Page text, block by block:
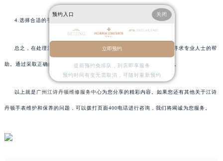
4.选择合适的手表盒或包装存放手表。
总之，在处理江诗丹顿手表机芯内部划痕时，请务必谨慎行事，并寻求专业人士的帮
助。通过采取正确的措施和预防方法，可以有效保护您的爱表免受损害。
以上就是 广州江诗丹顿维修服务中心为您分享的精彩内容。如果您还有其他关于江诗
丹顿手表维护和保养的问题，可以拨打页面400电话进行咨询，我们将竭诚为您服务。
预约入口 关闭
立即预约
提前预约免排队，到店即享服务
预约时间有变无需取消，可随时重新预约